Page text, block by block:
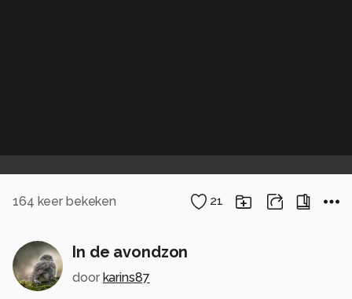
164 keer bekeken 21
In de avondzon
door karins87